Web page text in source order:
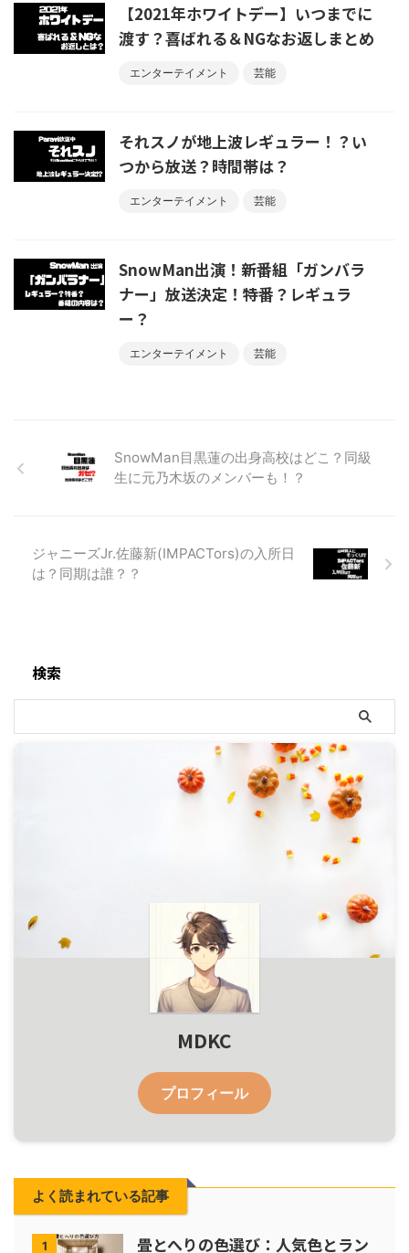
【2021年ホワイトデー】いつまでに
渡す？喜ばれる＆NGなお返しまとめ
エンターテイメント 芸能
それスノが地上波レギュラー！？い
つから放送？時間帯は？
エンターテイメント 芸能
SnowMan出演！新番組「ガンバラ
ナー」放送決定！特番？レギュラ
ー？
エンターテイメント 芸能
SnowMan目黒蓮の出身高校はどこ？同級
生に元乃木坂のメンバーも！？
ジャニーズJr.佐藤新(IMPACTors)の入所日
は？同期は誰？？
検索
MDKC
プロフィール
よく読まれている記事
1 畳とへりの色選び：人気色とラン